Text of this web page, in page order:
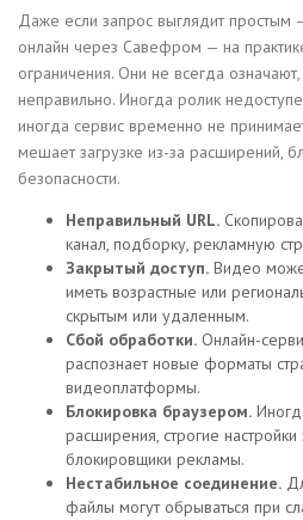
Даже если запрос выглядит простым
онлайн через Савефром — на
ограничения. Они не всегда
неправильно. Иногда ролик
иногда сервис временно не
мешает загрузке из-за расширений,
безопасности.
Неправильный URL.
канал, подборку, рекламную
Закрытый доступ. Видео
иметь возрастные или
скрытым или удаленным.
Сбой обработки. Онлайн-
распознает новые форматы
видеоплатформы.
Блокировка браузером.
расширения, строгие
блокировщики рекламы.
Нестабильное соединение.
файлы могут обрываться при